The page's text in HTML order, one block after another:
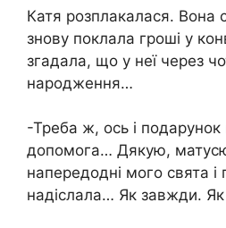
Катя розплакалася. Вона
знову поклала гроші у
згадала, що у неї через
народження…
-Треба ж, ось і подарунок
допомога… Дякую,
напередодні мого свята і
надіслала… Як завжди. Як